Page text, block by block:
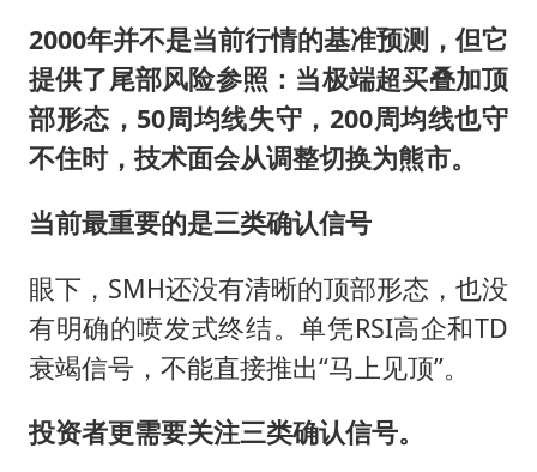
2000年并不是当前行情的基准预测，但它
提供了尾部风险参照：当极端超买叠加顶
部形态，50周均线失守，200周均线也守
不住时，技术面会从调整切换为熊市。
当前最重要的是三类确认信号
眼下，SMH还没有清晰的顶部形态，也没
有明确的喷发式终结。单凭RSI高企和TD
衰竭信号，不能直接推出“马上见顶”。
投资者更需要关注三类确认信号。